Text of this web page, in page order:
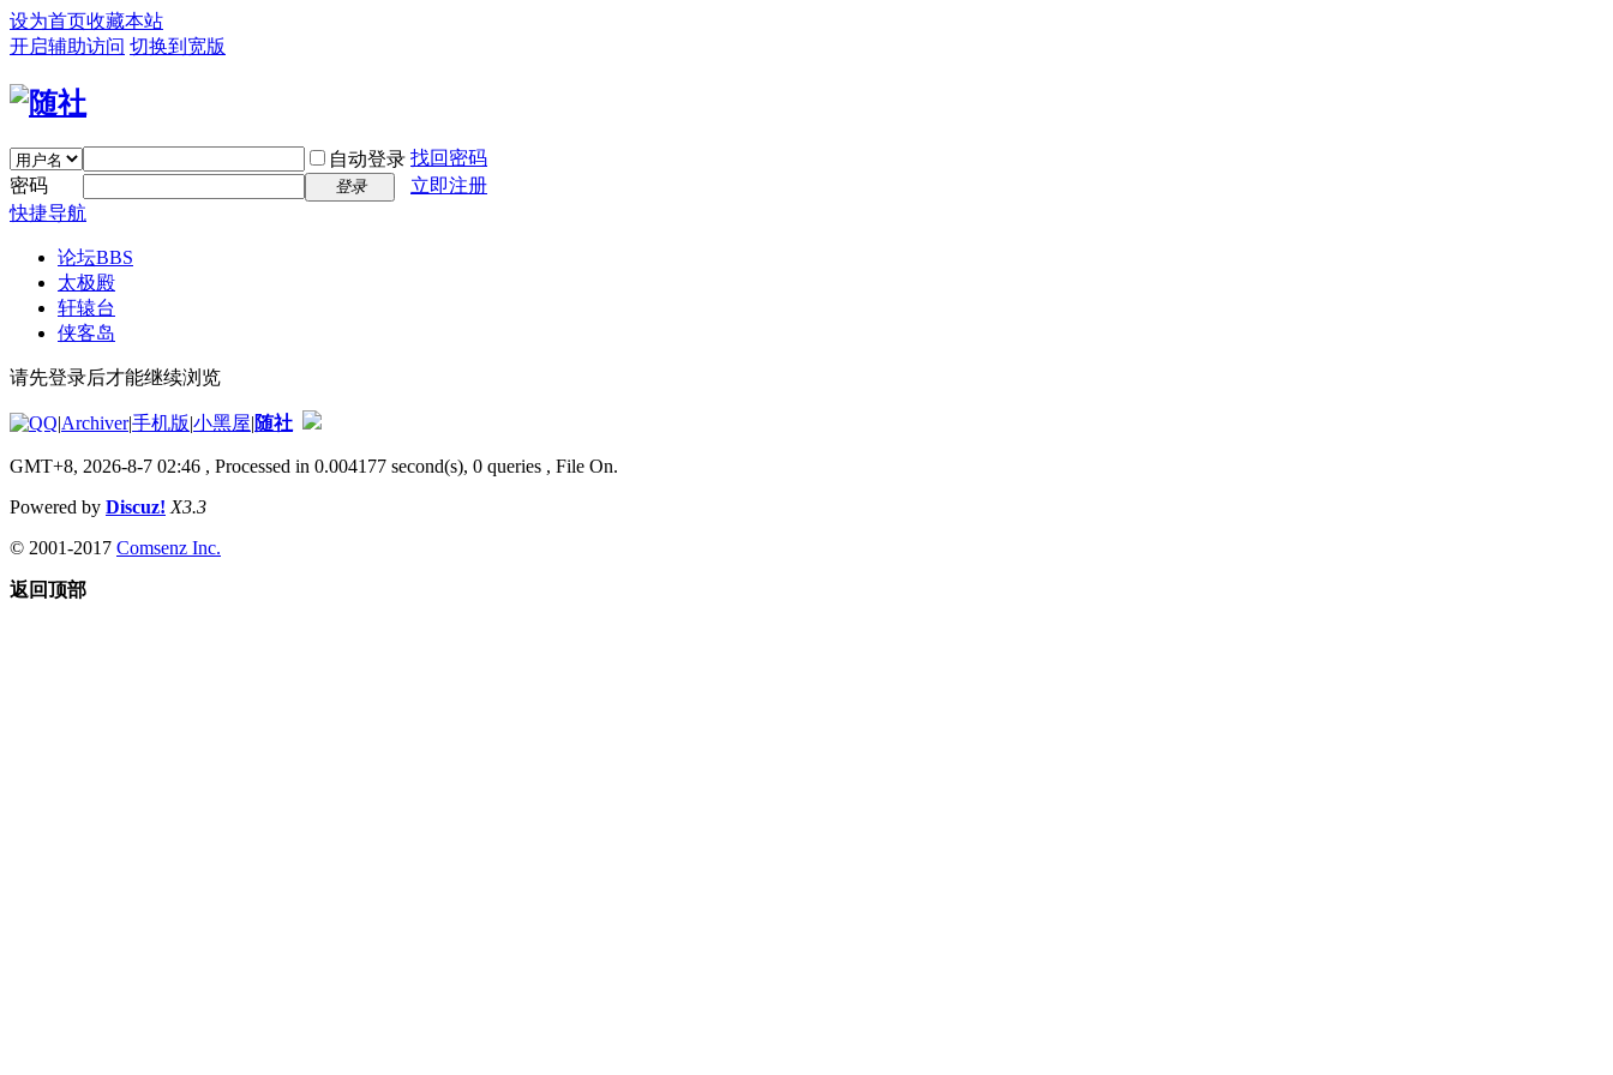
设为首页收藏本站
开启辅助访问 切换到宽版
自动登录 找回密码
密码
登录
立即注册
快捷导航
论坛BBS
太极殿
轩辕台
侠客岛
请先登录后才能继续浏览
|Archiver|手机版|小黑屋|随社
GMT+8, 2026-8-7 02:46 , Processed in 0.004177 second(s), 0 queries , File On.
Powered by Discuz! X3.3
© 2001-2017 Comsenz Inc.
返回顶部